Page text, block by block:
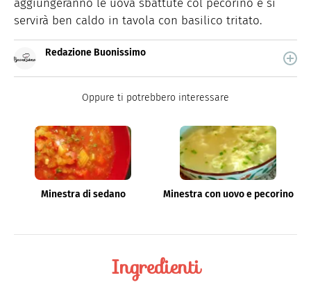
aggiungeranno le uova sbattute col pecorino e si
servirà ben caldo in tavola con basilico tritato.
Redazione Buonissimo
quale trovi idee veloci, facili e spiegate passo passo.
Oppure ti potrebbero interessare
Minestra di sedano Minestra con uovo e pecorino
Ingredienti